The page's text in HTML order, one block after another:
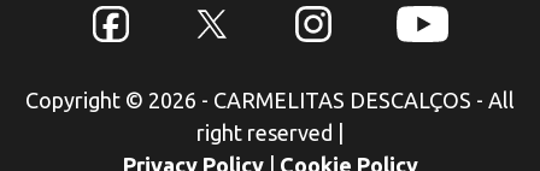
Copyright © 2026 - CARMELITAS DESCALÇOS - All
right reserved
Privacy Policy
Cookie Policy